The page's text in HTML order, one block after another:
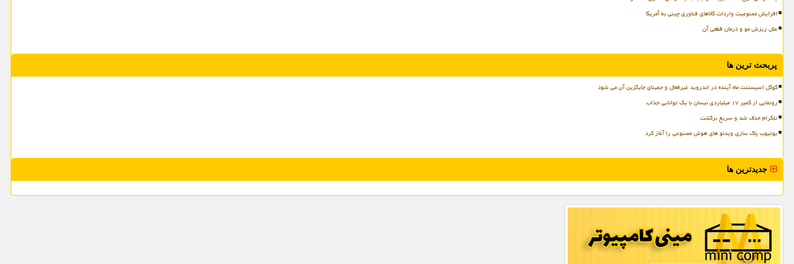
افزایش ممنوعیت واردات کالاهای فناوری چینی به آمریکا
علل ریزش مو و درمان قطعی آن
پربحث ترین ها
گوگل اسیستنت ماه آینده در اندروید غیرفعال و جمینای جایگزین آن می شود
رونمایی از کمپر ۱۷ میلیاردی نیسان با یک توانایی جذاب
تلگرام حذف شد و سریع برگشت
یوتیوب پاک سازی ویدئو های هوش مصنوعی را آغاز کرد
جدیدترین ها